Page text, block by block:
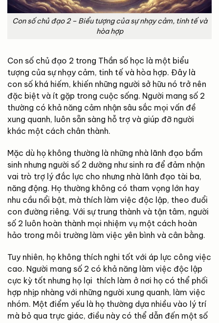
Con số chủ đạo 2 – Biểu tượng của sự nhạy cảm, tinh tế và
hòa hợp
Con số chủ đạo 2 trong Thần số học là một biểu
tượng của sự nhạy cảm, tinh tế và hòa hợp. Đây là
con số khá hiếm, khiến những người sở hữu nó trở nên
đặc biệt và ít gặp trong cuộc sống. Người mang số 2
thường có khả năng cảm nhận sâu sắc mọi vấn đề
xung quanh, luôn sẵn sàng hỗ trợ và giúp đỡ người
khác một cách chân thành.
Mặc dù họ không thường là những nhà lãnh đạo bẩm
sinh nhưng người số 2 dường như sinh ra để đảm nhận
vai trò trợ lý đắc lực cho nhưng nhà lãnh đạo tài ba,
năng động. Họ thường không có tham vọng lớn hay
nhu cầu nổi bật, mà thích làm việc độc lập, theo đuổi
con đường riêng. Với sự trung thành và tận tâm, người
số 2 luôn hoàn thành mọi nhiệm vụ một cách hoàn
hảo trong môi trường làm việc yên bình và cân bằng.
Tuy nhiên, họ không thích nghi tốt với áp lực công việc
cao. Người mang số 2 có khả năng làm việc độc lập
cực kỳ tốt nhưng họ lại thích làm ở nơi họ có thể phối
hợp nhịp nhàng với những người xung quanh, làm việc
nhóm. Một điểm yếu là họ thường dựa nhiều vào lý trí
mà bỏ qua trực giác, điều này có thể dẫn đến một số